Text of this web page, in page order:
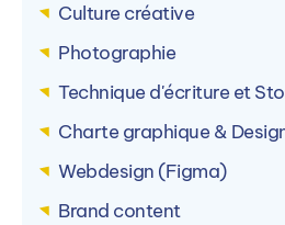
Culture créative
Photographie
Technique d'écriture et
Charte graphique &
Webdesign (Figma)
Brand content